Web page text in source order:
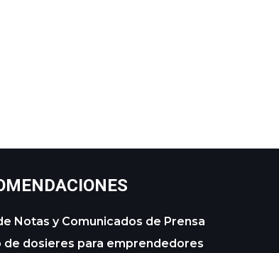
Notas y Comunicados de Prensa
de dosieres para emprendedores